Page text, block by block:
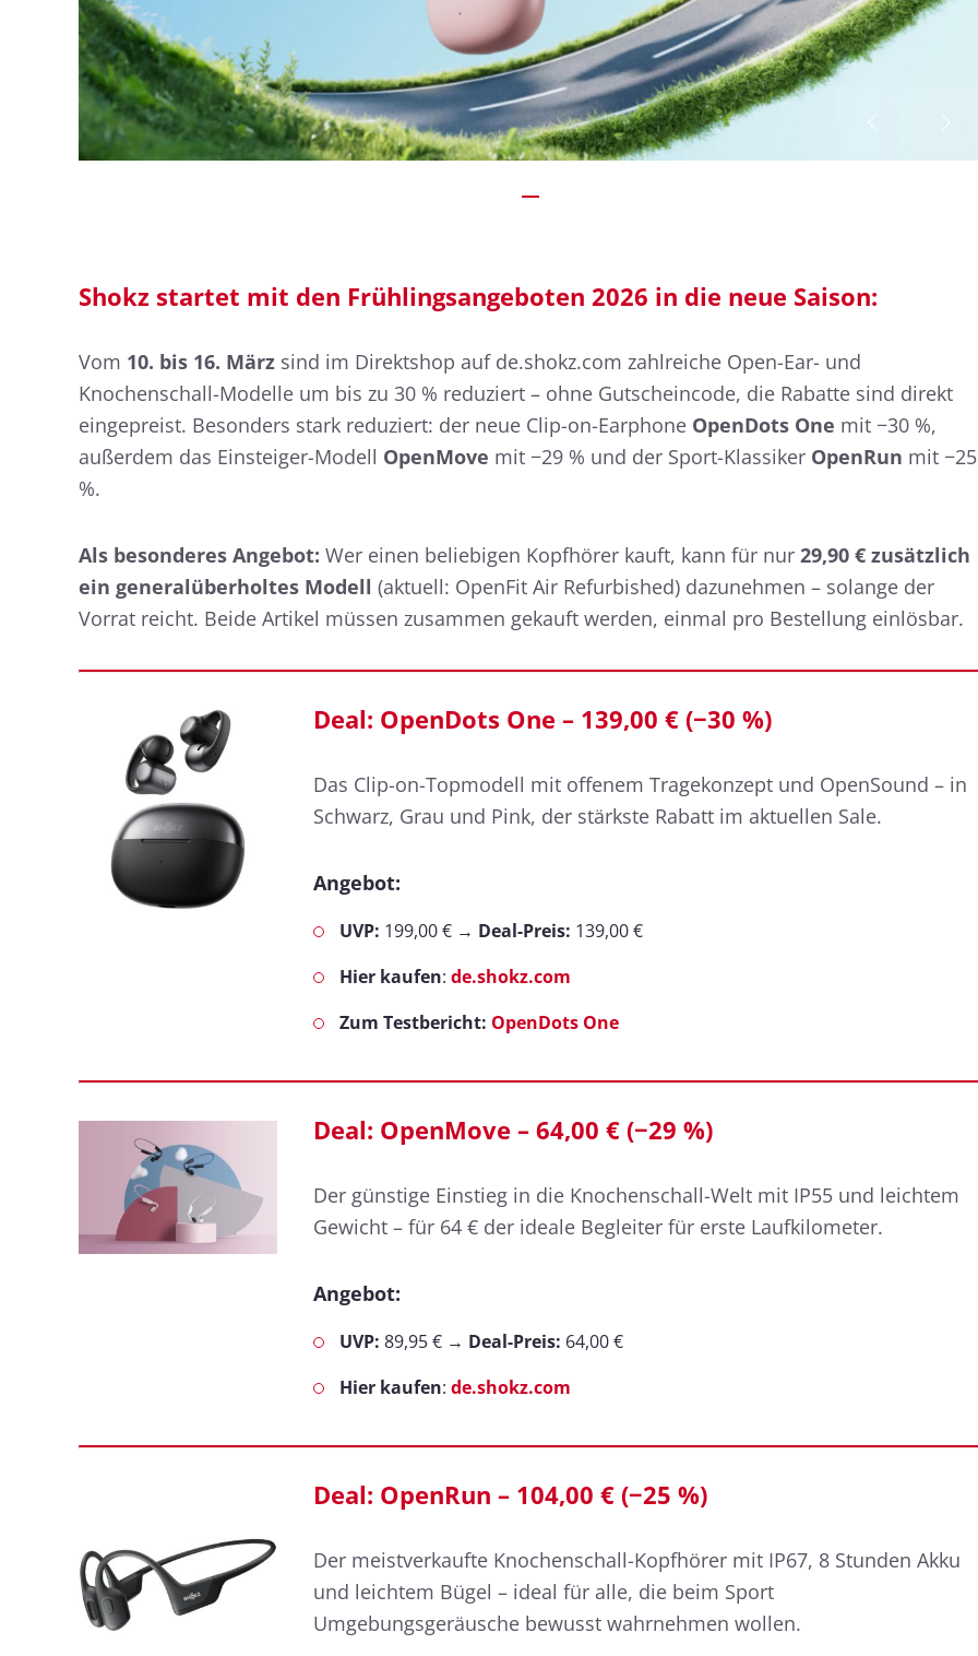
Shokz startet mit den Frühlingsangeboten 2026 in die neue Saison:
Vom 10. bis 16. März sind im Direktshop auf de.shokz.com zahlreiche Open-Ear- und
Knochenschall-Modelle um bis zu 30 % reduziert – ohne Gutscheincode, die Rabatte sind direkt
eingepreist. Besonders stark reduziert: der neue Clip-on-Earphone OpenDots One mit −30 %,
außerdem das Einsteiger-Modell OpenMove mit −29 % und der Sport-Klassiker OpenRun mit −25
%.
Als besonderes Angebot: Wer einen beliebigen Kopfhörer kauft, kann für nur 29,90 € zusätzlich
ein generalüberholtes Modell (aktuell: OpenFit Air Refurbished) dazunehmen – solange der
Vorrat reicht. Beide Artikel müssen zusammen gekauft werden, einmal pro Bestellung einlösbar.
Deal: OpenDots One – 139,00 € (−30 %)
Das Clip-on-Topmodell mit offenem Tragekonzept und OpenSound – in
Schwarz, Grau und Pink, der stärkste Rabatt im aktuellen Sale.
Angebot:
UVP: 199,00 € → Deal-Preis: 139,00 €
Hier kaufen:de.shokz.com
Zum Testbericht: OpenDots One
Deal: OpenMove – 64,00 € (−29 %)
Der günstige Einstieg in die Knochenschall-Welt mit IP55 und leichtem
Gewicht – für 64 € der ideale Begleiter für erste Laufkilometer.
Angebot:
UVP: 89,95 € → Deal-Preis: 64,00 €
Hier kaufen:de.shokz.com
Deal: OpenRun – 104,00 € (−25 %)
Der meistverkaufte Knochenschall-Kopfhörer mit IP67, 8 Stunden Akku
und leichtem Bügel – ideal für alle, die beim Sport
Umgebungsgeräusche bewusst wahrnehmen wollen.